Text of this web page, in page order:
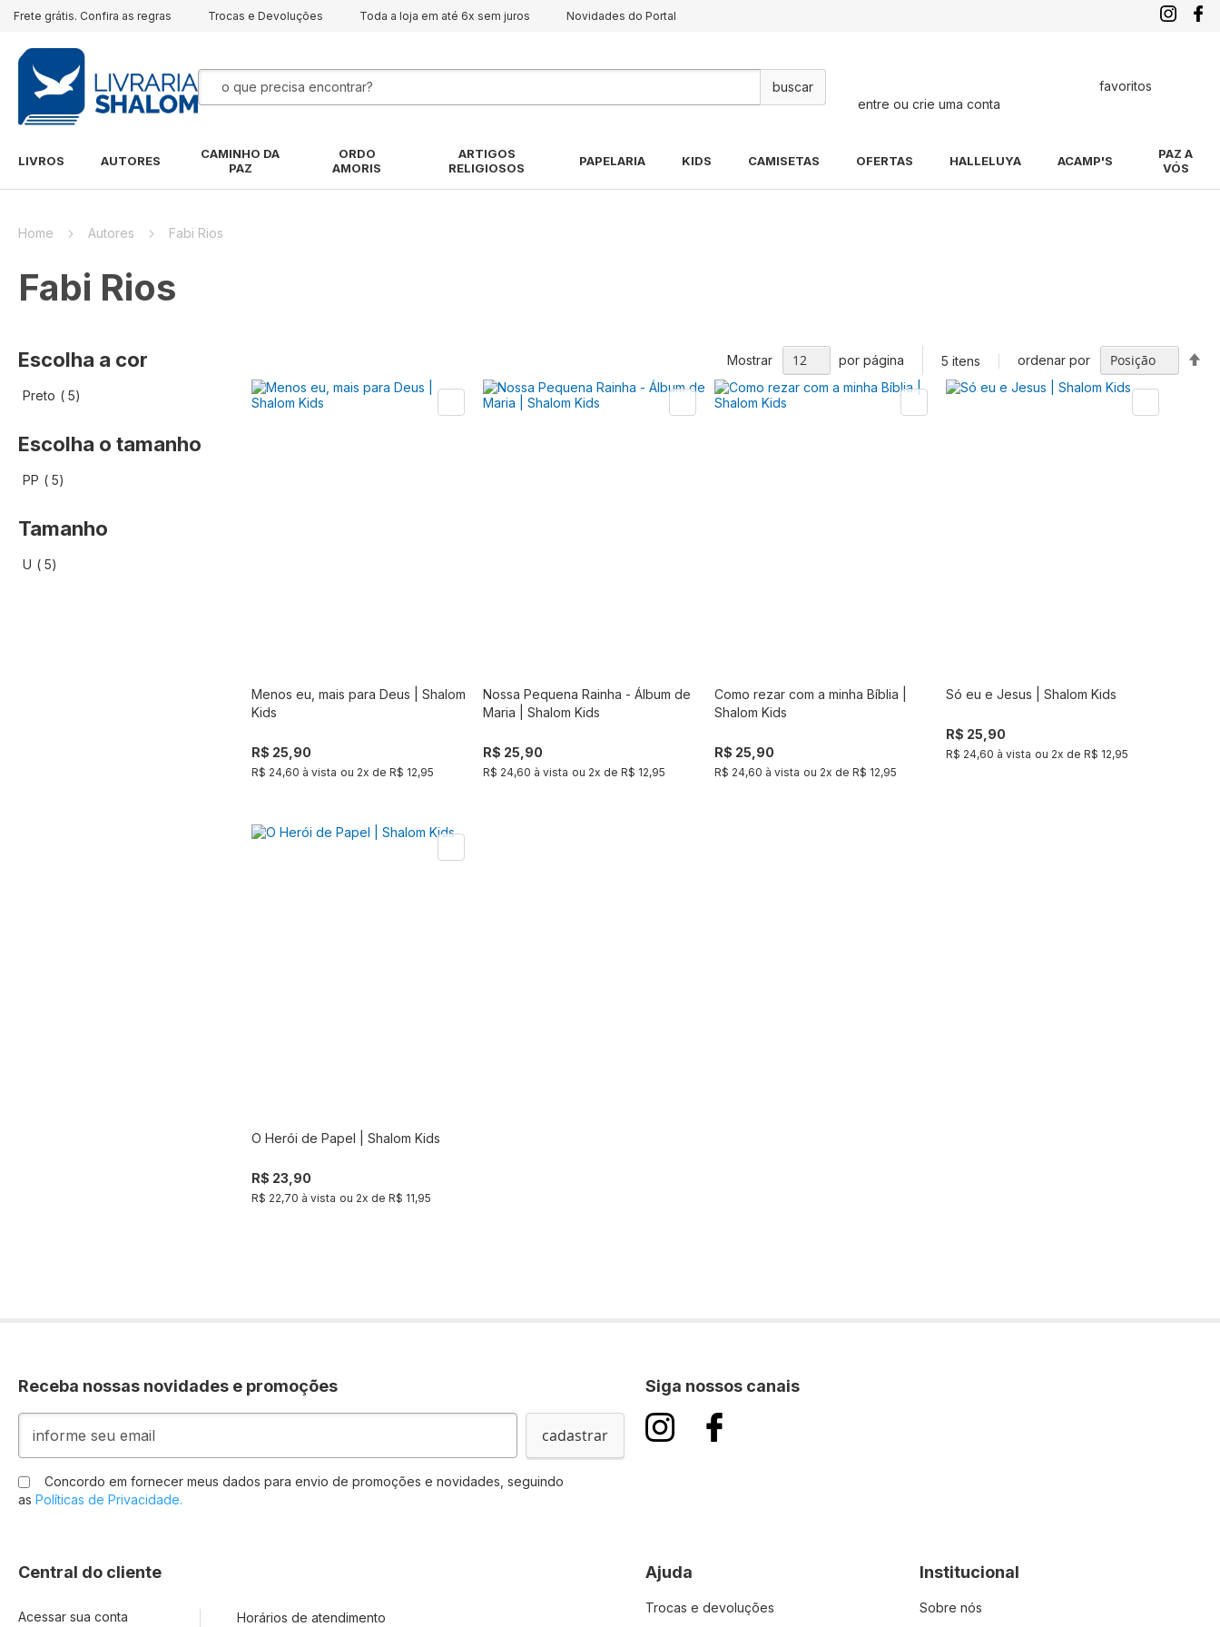
Frete grátis. Confira as regras Trocas e Devoluções Toda a loja em até 6x sem juros Novidades do Portal
Pesquisa entre ou crie uma conta
favoritos
LIVROS AUTORES
CAMINHO DA
PAZ
ORDO
AMORIS
ARTIGOS
RELIGIOSOS
PAPELARIA KIDS CAMISETAS OFERTAS HALLELUYA ACAMP'S
PAZ A
VÓS
Home Autores Fabi Rios
Fabi Rios
Mostrar por página 5 itens ordenar por
Menos eu, mais para Deus | Shalom
Kids
R$ 25,90
R$ 24,60 à vista ou 2x de R$ 12,95
Comprar
Nossa Pequena Rainha - Álbum de
Maria | Shalom Kids
R$ 25,90
R$ 24,60 à vista ou 2x de R$ 12,95
Como rezar com a minha Bíblia |
Shalom Kids
R$ 25,90
R$ 24,60 à vista ou 2x deR$ 12,95
Só eu e Jesus | Shalom Kids
R$ 25,90
R$ 24,60 à vista ou 2x deR$ 12,95
O Herói de Papel | Shalom Kids
R$ 23,90
R$ 22,70 à vista ou 2x de R$ 11,95
Escolha a cor
Preto 5artigo
Escolha o tamanho
PP 5artigo
Tamanho
U 5artigo
Receba nossas novidades e promoções
Inscreva-
na
nossa
Newsletter:
cadastrar
Concordo em fornecer meus dados para envio de promoções e novidades, seguindo
as Políticas de Privacidade.
Siga nossos canais
Central do cliente
Acessar sua conta
Horários de atendimento
Ajuda
Trocas e devoluções
Institucional
Sobre nós